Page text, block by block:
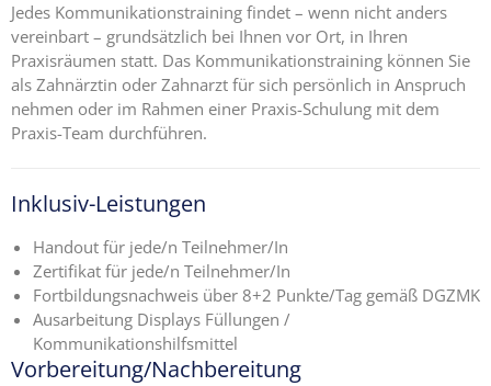
Jedes Kommunikationstraining findet – wenn nicht anders
vereinbart – grundsätzlich bei Ihnen vor Ort, in Ihren
Praxisräumen statt. Das Kommunikationstraining können Sie
als Zahnärztin oder Zahnarzt für sich persönlich in Anspruch
nehmen oder im Rahmen einer Praxis-Schulung mit dem
Praxis-Team durchführen.
Inklusiv-Leistungen
Handout für jede/n Teilnehmer/In
Zertifikat für jede/n Teilnehmer/In
Fortbildungsnachweis über 8+2 Punkte/Tag gemäß DGZMK
Ausarbeitung Displays Füllungen /
Kommunikationshilfsmittel
Vorbereitung/Nachbereitung